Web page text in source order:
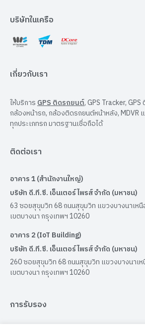
บริษัทในเครือ
เกี่ยวกับเรา
ให้บริการGPS ติดรถยนต์, GPS Tracker,
กล้องหน้ารถ, กล้องติดรถยนต์หน้าหลัง, MDVR
ทุกประเภทรถ มาตรฐานเชื่อถือได้
ติดต่อเรา
อาคาร 1 (สำนักงานใหญ่)
บริษัท ดี.ที.ซี. เอ็นเตอร์ไพรส์ จำกัด (มหาชน)
63 ซอยสุขุมวิท 68 ถนนสุขุมวิท แขวงบางนาเหนื
เขตบางนา กรุงเทพฯ 10260
อาคาร 2 (IoT Building)
บริษัท ดี.ที.ซี. เอ็นเตอร์ไพรส์ จำกัด (มหาชน)
260 ซอยสุขุมวิท 68 ถนนสุขุมวิท แขวงบางนาเ
เขตบางนา กรุงเทพฯ 10260
การรับรอง